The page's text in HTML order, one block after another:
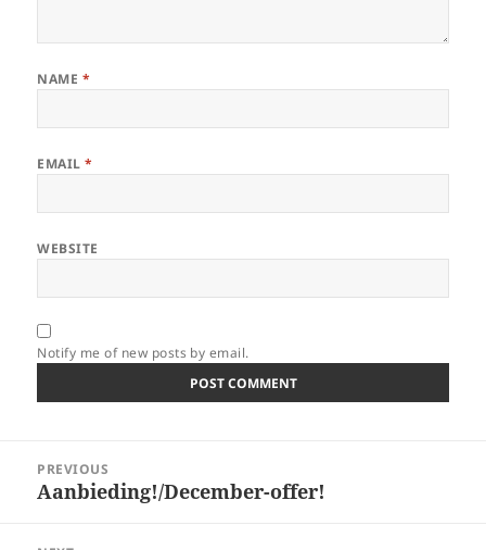
NAME *
EMAIL*
WEBSITE
Notify me of new posts by email.
navigation
PREVIOUS
Previous
Aanbieding!/December-offer!